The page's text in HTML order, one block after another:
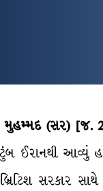
મુહમ્મદ (સર) [જ.
ઈરાનથી આવ્યું
સરકાર સાથે